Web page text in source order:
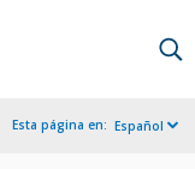
Esta página en: Español